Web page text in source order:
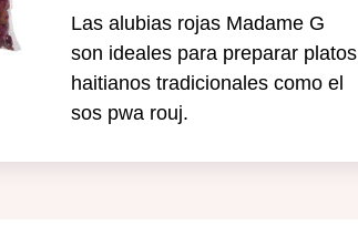
Las alubias rojas Madame G
son ideales para preparar platos
haitianos tradicionales como el
sos pwa rouj.